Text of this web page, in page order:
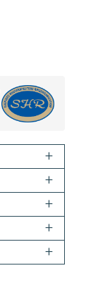
+
+
+
+
+